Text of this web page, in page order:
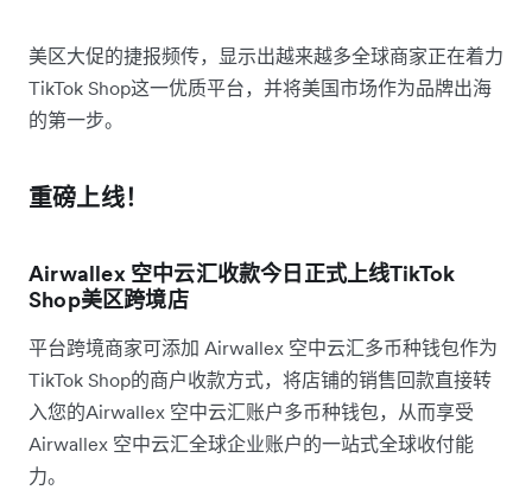
美区大促的捷报频传，显示出越来越多全球商家正在着力
TikTok Shop这一优质平台，并将美国市场作为品牌出海
的第一步。
重磅上线！
Airwallex 空中云汇收款今日正式上线TikTok
Shop美区跨境店
平台跨境商家可添加 Airwallex 空中云汇多币种钱包作为
TikTok Shop的商户收款方式，将店铺的销售回款直接转
入您的Airwallex 空中云汇账户多币种钱包，从而享受
Airwallex 空中云汇全球企业账户的一站式全球收付能
力。